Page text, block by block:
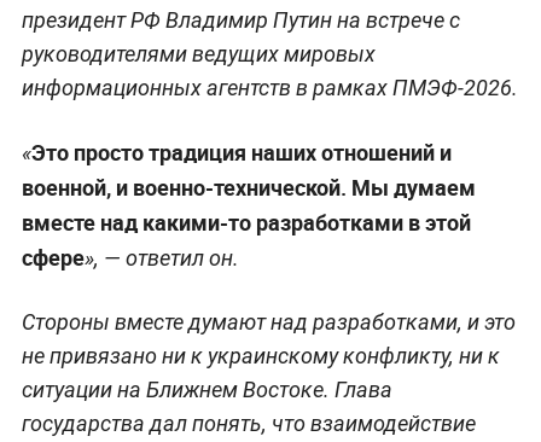
президент РФ Владимир Путин на встрече с
руководителями ведущих мировых
информационных агентств в рамках ПМЭФ-2026.
«Это просто традиция наших отношений и
военной, и военно-технической. Мы думаем
вместе над какими-то разработками в этой
сфере», — ответил он.
Стороны вместе думают над разработками, и это
не привязано ни к украинскому конфликту, ни к
ситуации на Ближнем Востоке. Глава
государства дал понять, что взаимодействие